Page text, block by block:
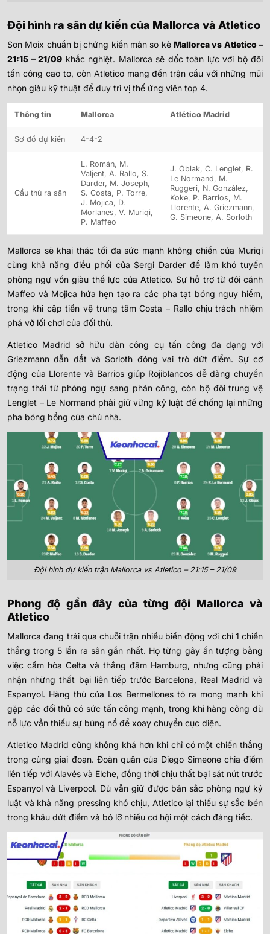
Đội hình ra sân dự kiến của Mallorca và Atletico
Son Moix chuẩn bị chứng kiến màn so kè Mallorca vs Atletico –
21:15 – 21/09 khắc nghiệt. Mallorca sẽ dốc toàn lực với bộ đôi
tấn công cao to, còn Atletico mang đến trận cầu với những mũi
nhọn giàu kỹ thuật để duy trì vị thế ứng viên top 4.
Thông tin Mallorca Atlético Madrid
Sơ đồ dự kiến 4-4-2
Cầu thủ ra sân
L. Román, M.
Valjent, A. Rallo, S.
Darder, M. Joseph,
S. Costa, P. Torre,
J. Mojica, D.
Morlanes, V. Muriqi,
P. Maffeo
J. Oblak, C. Lenglet, R.
Le Normand, M.
Ruggeri, N. González,
Koke, P. Barrios, M.
Llorente, A. Griezmann,
G. Simeone, A. Sorloth
Mallorca sẽ khai thác tối đa sức mạnh không chiến của Muriqi
cùng khả năng điều phối của Sergi Darder để làm khó tuyến
phòng ngự vốn giàu thể lực của Atletico. Sự hỗ trợ từ đôi cánh
Maffeo và Mojica hứa hẹn tạo ra các pha tạt bóng nguy hiểm,
trong khi cặp tiền vệ trung tâm Costa – Rallo chịu trách nhiệm
phá vỡ lối chơi của đối thủ.
Atletico Madrid sở hữu dàn công cụ tấn công đa dạng với
Griezmann dẫn dắt và Sorloth đóng vai trò dứt điểm. Sự cơ
động của Llorente và Barrios giúp Rojiblancos dễ dàng chuyển
trạng thái từ phòng ngự sang phản công, còn bộ đôi trung vệ
Lenglet – Le Normand phải giữ vững kỷ luật để chống lại những
pha bóng bổng của chủ nhà.
Đội hình dự kiến trận Mallorca vs Atletico – 21:15 – 21/09
Phong độ gần đây của từng đội Mallorca và
Atletico
Mallorca đang trải qua chuỗi trận nhiều biến động với chỉ 1 chiến
thắng trong 5 lần ra sân gần nhất. Họ từng gây ấn tượng bằng
việc cầm hòa Celta và thắng đậm Hamburg, nhưng cũng phải
nhận những thất bại liên tiếp trước Barcelona, Real Madrid và
Espanyol. Hàng thủ của Los Bermellones tỏ ra mong manh khi
gặp các đối thủ có sức tấn công mạnh, trong khi hàng công dù
nỗ lực vẫn thiếu sự bùng nổ để xoay chuyển cục diện.
Atletico Madrid cũng không khá hơn khi chỉ có một chiến thắng
trong cùng giai đoạn. Đoàn quân của Diego Simeone chia điểm
liên tiếp với Alavés và Elche, đồng thời chịu thất bại sát nút trước
Espanyol và Liverpool. Dù vẫn giữ được bản sắc phòng ngự kỷ
luật và khả năng pressing khó chịu, Atletico lại thiếu sự sắc bén
trong khâu dứt điểm và bỏ lỡ nhiều cơ hội một cách đáng tiếc.